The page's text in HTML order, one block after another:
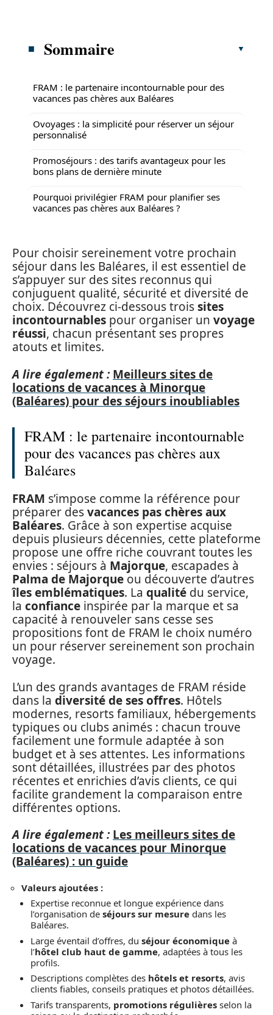
Sommaire
FRAM : le partenaire incontournable pour des
vacances pas chères aux Baléares
Ovoyages : la simplicité pour réserver un séjour
personnalisé
Promoséjours : des tarifs avantageux pour les
bons plans de dernière minute
Pourquoi privilégier FRAM pour planifier ses
vacances pas chères aux Baléares ?
Pour choisir sereinement votre prochain
séjour dans les Baléares, il est essentiel de
s’appuyer sur des sites reconnus qui
conjuguent qualité, sécurité et diversité de
choix. Découvrez ci-dessous troissites
incontournables pour organiser un voyage
réussi, chacun présentant ses propres
atouts et limites.
A lire également : Meilleurs sites de
locations de vacances à Minorque
(Baléares) pour des séjours inoubliables
FRAM : le partenaire incontournable
pour des vacances pas chères aux
Baléares
FRAM s’impose comme la référence pour
préparer desvacances pas chères aux
Baléares. Grâce à son expertise acquise
depuis plusieurs décennies, cette plateforme
propose une offre riche couvrant toutes les
envies : séjours à Majorque, escapades à
Palma de Majorque ou découverte d’autres
îles emblématiques. La qualité du service,
la confiance inspirée par la marque et sa
capacité à renouveler sans cesse ses
propositions font de FRAM le choix numéro
un pour réserver sereinement son prochain
voyage.
L’un des grands avantages de FRAM réside
dans la diversité de ses offres. Hôtels
modernes, resorts familiaux, hébergements
typiques ou clubs animés : chacun trouve
facilement une formule adaptée à son
budget et à ses attentes. Les informations
sont détaillées, illustrées par des photos
récentes et enrichies d’avis clients, ce qui
facilite grandement la comparaison entre
différentes options.
A lire également : Les meilleurs sites de
locations de vacances pour Minorque
(Baléares) : un guide
Valeurs ajoutées :
Expertise reconnue et longue expérience dans
l’organisation de séjours sur mesure dans les
Baléares.
Large éventail d’offres, du séjour économique à
l’hôtel club haut de gamme, adaptées à tous les
profils.
Descriptions complètes des hôtels et resorts, avis
clients fiables, conseils pratiques et photos détaillées.
Tarifs transparents, promotions régulières selon la